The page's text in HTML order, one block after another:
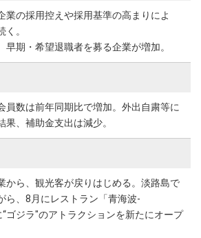
業の採用控えや採用基準の高まりによ
。
早期・希望退職者を募る企業が増加。
員数は前年同期比で増加。外出自粛等に
果、補助金支出は減少。
から、観光客が戻りはじめる。淡路島で
ら、8月にレストラン「青海波-
“ゴジラ"のアトラクションを新たにオープ